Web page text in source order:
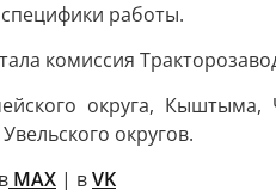
работы.
комиссия
округа, Кыштыма,
округов.
MAX | вVK